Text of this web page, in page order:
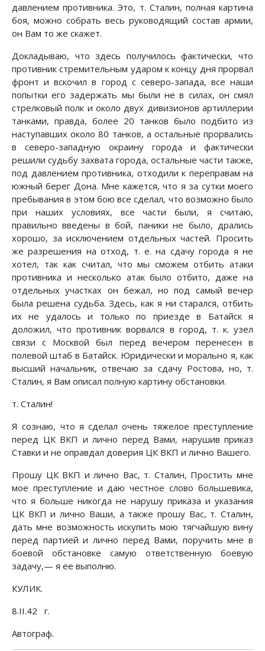
давлением противника. Это, т. Сталин, полная картина
боя, можно собрать весь руководящий состав армии,
он Вам то же скажет.
Докладываю, что здесь получилось фактически, что
противник стремительным ударом к концу дня прорвал
фронт и вскочил в город с северо-запада, все наши
попытки его задержать мы были не в силах, он смял
стрелковый полк и около двух дивизионов артиллерии
танками, правда, более 20 танков было подбито из
наступавших около 80 танков, а остальные прорвались
в северо-западную окраину города и фактически
решили судьбу захвата города, остальные части также,
под давлением противника, отходили к переправам на
южный берег Дона. Мне кажется, что я за сутки моего
пребывания в этом бою все сделал, что возможно было
при наших условиях, все части были, я считаю,
правильно введены в бой, паники не было, дрались
хорошо, за исключением отдельных частей. Просить
же разрешения на отход, т. е. на сдачу города я не
хотел, так как считал, что мы сможем отбить атаки
противника и несколько атак было отбито, даже на
отдельных участках он бежал, но под самый вечер
была решена судьба. Здесь, как я ни старался, отбить
их не удалось и только по приезде в Батайск я
доложил, что противник ворвался в город, т. к. узел
связи с Москвой был перед вечером перенесен в
полевой штаб в Батайск. Юридически и морально я, как
высший начальник, отвечаю за сдачу Ростова, но, т.
Сталин, я Вам описал полную картину обстановки.
т. Сталин!
Я сознаю, что я сделал очень тяжелое преступление
перед ЦК ВКП и лично перед Вами, нарушив приказ
Ставки и не оправдал доверия ЦК ВКП и лично Вашего.
Прошу ЦК ВКП и лично Вас, т. Сталин, Простить мне
мое преступление и даю честное слово большевика,
что я больше никогда не нарушу приказа и указания
ЦК ВКП и лично Ваши, а также прошу Вас, т. Сталин,
дать мне возможность искупить мою тягчайшую вину
перед партией и лично перед Вами, поручить мне в
боевой обстановке самую ответственную боевую
задачу,— я ее выполню.
КУЛИК.
8.II.42 г.
Автограф.